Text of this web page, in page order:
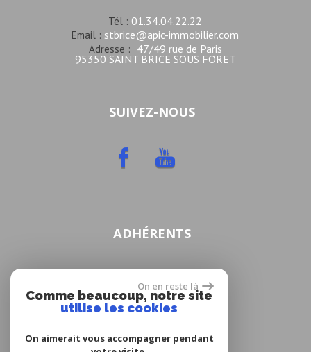
Tél : 01.34.04.22.22
Email : stbrice@apic-immobilier.com
Adresse : 47/49 rue de Paris
95350 SAINT BRICE SOUS FORET
SUIVEZ-NOUS
ADHÉRENTS
On en reste là
Comme beaucoup, notre site
utilise les cookies
On aimerait vous accompagner pendant